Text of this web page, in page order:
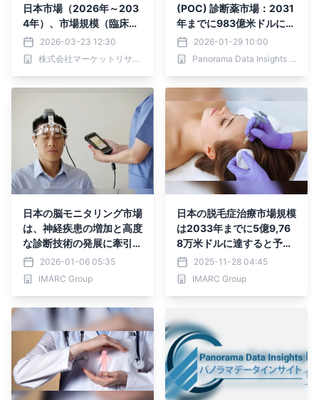
日本市場（2026年～203
4年）、市場規模（臨床検
査、獣医診断、食品安全・
環境検査、医薬品開発・品
質検査）・分析レポートを
2026-03-23 12:30
株式会社マーケットリサーチセンター
(POC) 診断薬市場：2031
年までに983億米ドルに成
長、CAGR 10.7%
2026-01-29 10:00
Panorama Data Insights Ltd.
日本の脳モニタリング市場
は、神経疾患の増加と高度
な診断技術の発展に牽引さ
れ、2034年までに6億89
50万米ドルに達する見込
み。
2026-01-06 05:35
IMARC Group
日本の脱毛症治療市場規模
は2033年までに5億9,76
8万米ドルに達すると予測
｜年平均成長率7.80%
2025-11-28 04:45
IMARC Group